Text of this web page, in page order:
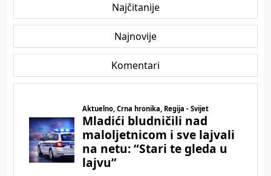
Najčitanije
Najnovije
Komentari